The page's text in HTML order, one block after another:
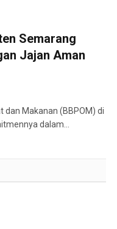
Semarang
Jajan Aman
dan Makanan (BBPOM) di
dalam…